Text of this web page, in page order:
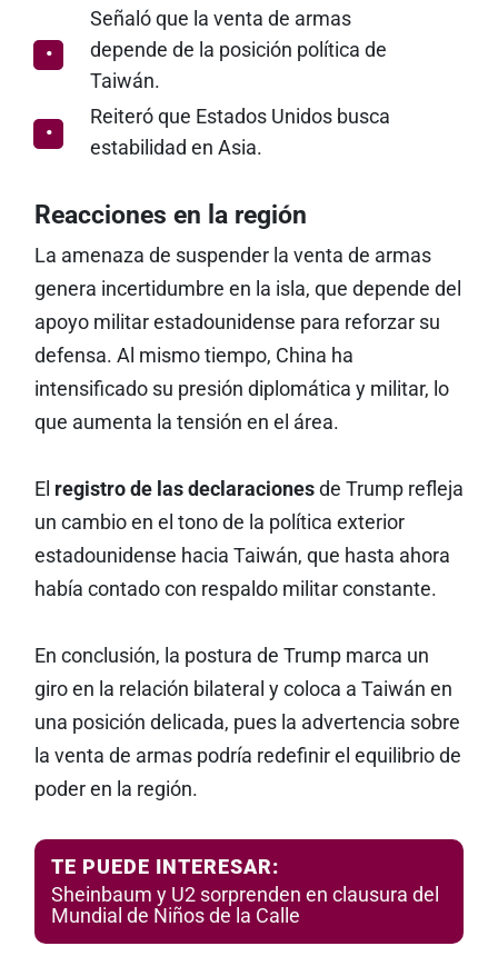
Señaló que la venta de armas
depende de la posición política de
Taiwán.
Reiteró que Estados Unidos busca
estabilidad en Asia.
Reacciones en la región
La amenaza de suspender la venta de armas
genera incertidumbre en la isla, que depende del
apoyo militar estadounidense para reforzar su
defensa. Al mismo tiempo, China ha
intensificado su presión diplomática y militar, lo
que aumenta la tensión en el área.
El registro de las declaracionesde Trump refleja
un cambio en el tono de la política exterior
estadounidense hacia Taiwán, que hasta ahora
había contado con respaldo militar constante.
En conclusión, la postura de Trump marca un
giro en la relación bilateral y coloca a Taiwán en
una posición delicada, pues la advertencia sobre
la venta de armas podría redefinir el equilibrio de
poder en la región.
TE PUEDE INTERESAR:
Sheinbaum y U2 sorprenden en clausura del
Mundial de Niños de la Calle